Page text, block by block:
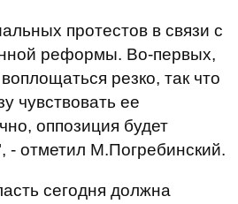
протестов в связи с
реформы. Во-первых,
резко, так что
чувствовать ее
оппозиция будет
- отметил М.Погребинский.
сегодня должна